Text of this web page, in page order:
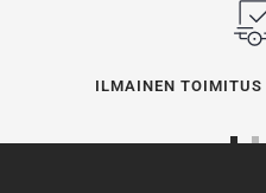
ILMAINEN